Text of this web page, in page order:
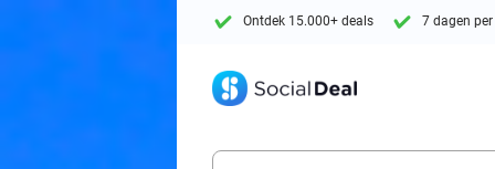
Ontdek 15.000+ deals 7 dagen